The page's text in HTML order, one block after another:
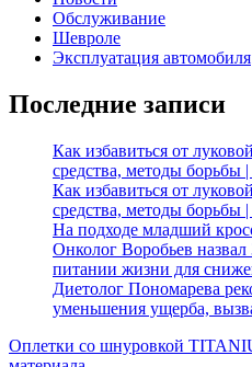
Обслуживание
Шевроле
Эксплуатация автомобиля
Последние записи
Как избавиться от
средства, методы
Как избавиться от
средства, методы
На подходе младший
Онколог Воробьев
питании жизни для
Диетолог Пономарева
уменьшения ущерба,
Оплетки со шнуровкой